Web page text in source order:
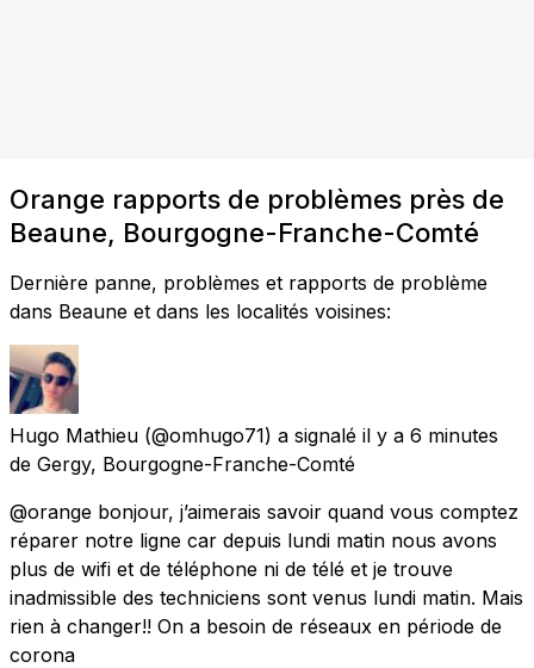
Orange rapports de problèmes près de
Beaune, Bourgogne-Franche-Comté
Dernière panne, problèmes et rapports de problème
dans Beaune et dans les localités voisines:
Hugo Mathieu (@omhugo71) a signalé il y a 6 minutes
de Gergy, Bourgogne-Franche-Comté
@orange bonjour, j’aimerais savoir quand vous comptez
réparer notre ligne car depuis lundi matin nous avons
plus de wifi et de téléphone ni de télé et je trouve
inadmissible des techniciens sont venus lundi matin. Mais
rien à changer!! On a besoin de réseaux en période de
corona